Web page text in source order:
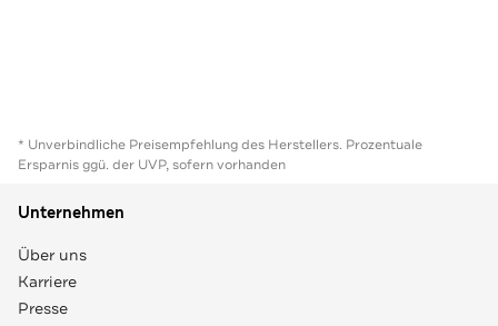
* Unverbindliche Preisempfehlung des Herstellers. Prozentuale
Ersparnis ggü. der UVP, sofern vorhanden
Unternehmen
Über uns
Karriere
Presse